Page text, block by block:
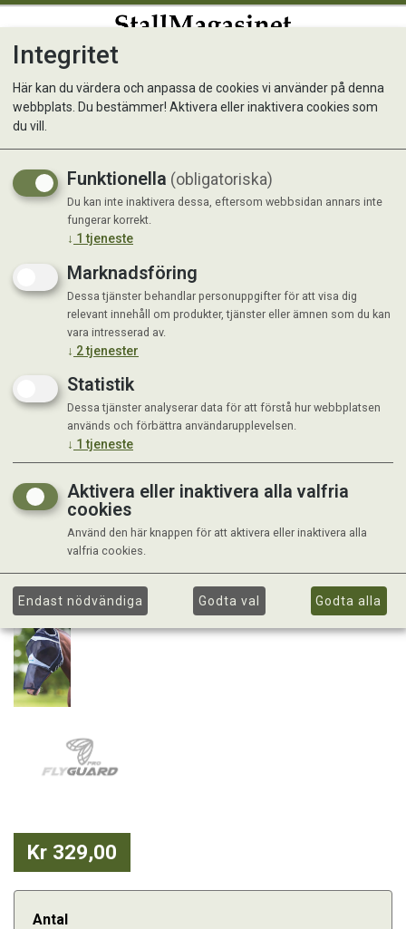
Shires Flughuva Ears & Nose
- Black/Gray XFull
Kr 329,00
Antal
Integritet
Här kan du värdera och anpassa de cookies vi använder på denna
webbplats. Du bestämmer! Aktivera eller inaktivera cookies som
du vill.
Funktionella (obligatoriska)
Du kan inte inaktivera dessa, eftersom webbsidan annars inte
fungerar korrekt.
↓ 1 tjeneste
Marknadsföring
Dessa tjänster behandlar personuppgifter för att visa dig
relevant innehåll om produkter, tjänster eller ämnen som du kan
vara intresserad av.
↓ 2tjenester
Statistik
Dessa tjänster analyserar data för att förstå hur webbplatsen
används och förbättra användarupplevelsen.
↓ 1 tjeneste
Aktivera eller inaktivera alla valfria
cookies
Använd den här knappen för att aktivera eller inaktivera alla
valfria cookies.
Endast nödvändiga Godta val Godta alla